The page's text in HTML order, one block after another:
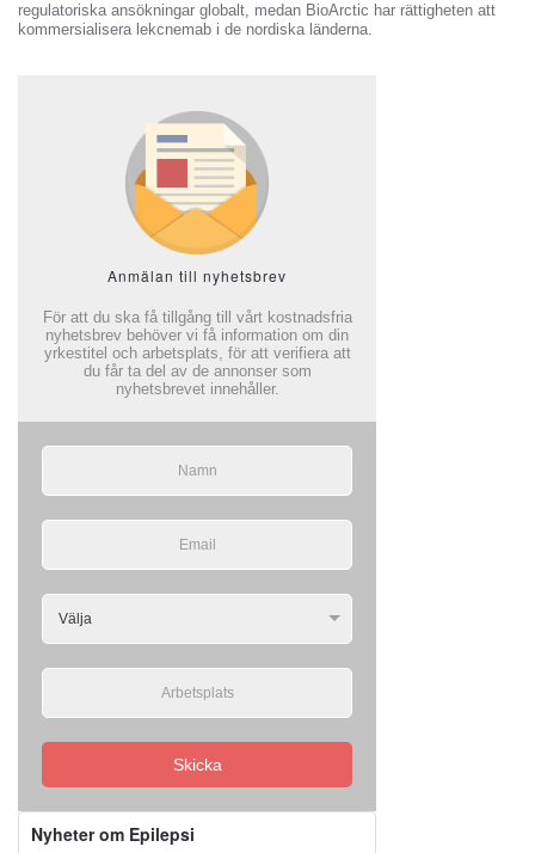
regulatoriska ansökningar globalt, medan BioArctic har rättigheten att
kommersialisera lekcnemab i de nordiska länderna.
Anmälan till nyhetsbrev
För att du ska få tillgång till vårt kostnadsfria
nyhetsbrev behöver vi få information om din
yrkestitel och arbetsplats, för att verifiera att
du får ta del av de annonser som
nyhetsbrevet innehåller.
Skicka
Nyheter om Epilepsi